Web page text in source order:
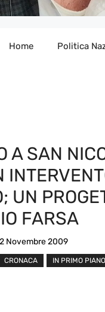
Home Politica
A SAN
UN
FARSA
Novembre 2009
CRONACA IN PRIMO PIANO